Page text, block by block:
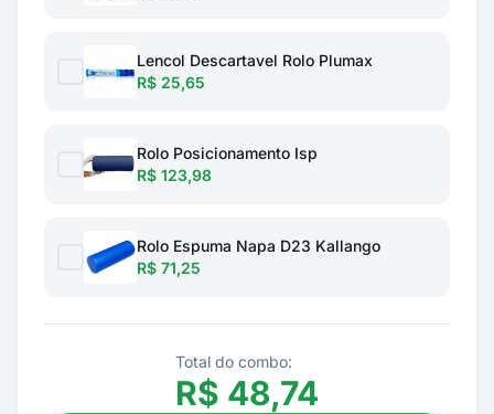
Lencol Descartavel Rolo Plumax
R$ 25,65
Rolo Posicionamento Isp
R$ 123,98
Rolo Espuma Napa D23 Kallango
R$ 71,25
Total do combo:
R$ 48,74